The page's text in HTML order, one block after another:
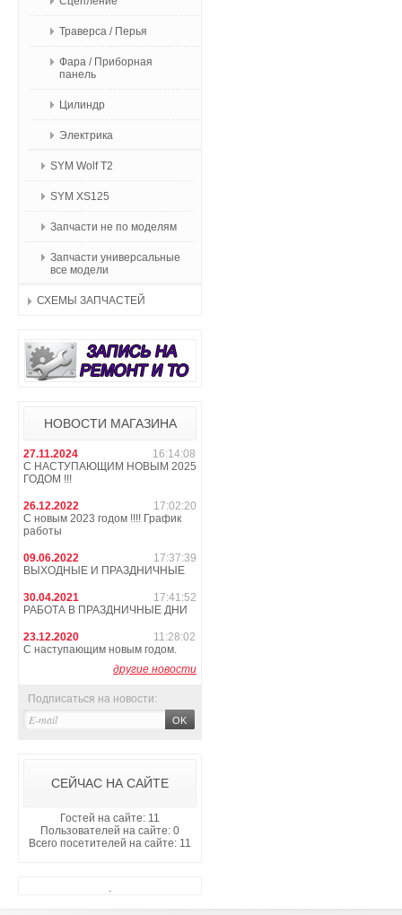
Траверса / Перья
Фара / Приборная
панель
Цилиндр
Электрика
SYM Wolf T2
SYM XS125
Запчасти не по моделям
Запчасти универсальные
все модели
СХЕМЫ ЗАПЧАСТЕЙ
НОВОСТИ МАГАЗИНА
27.11.2024
16:14:08
С НАСТУПАЮЩИМ НОВЫМ 2025
ГОДОМ !!!
26.12.2022
17:02:20
С новым 2023 годом !!!! График
работы
09.06.2022
17:37:39
ВЫХОДНЫЕ И ПРАЗДНИЧНЫЕ
30.04.2021
17:41:52
РАБОТА В ПРАЗДНИЧНЫЕ ДНИ
23.12.2020
11:28:02
С наступающим новым годом.
другие новости
Подписаться на новости:
СЕЙЧАС НА САЙТЕ
Гостей на сайте: 11
Пользователей на сайте: 0
Всего посетителей на сайте: 11
.